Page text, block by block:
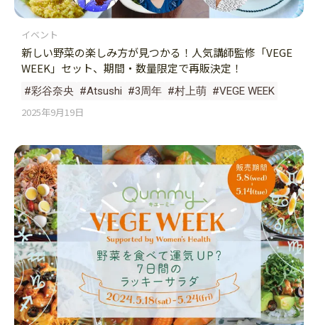
イベント
新しい野菜の楽しみ方が見つかる！人気講師監修「VEGE
WEEK」セット、期間・数量限定で再販決定！
#彩谷奈央 #Atsushi #3周年 #村上萌 #VEGE WEEK
2025年9月19日